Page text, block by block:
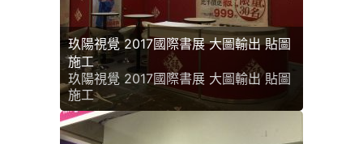
玖陽視覺 2017國際書展 大圖輸出 貼圖
施工
玖陽視覺 2017國際書展 大圖輸出 貼圖
施工